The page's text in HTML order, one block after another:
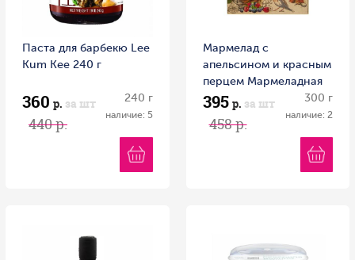
Паста для барбекю Lee
Kum Kee 240 г
360 р. за шт
440 р.
240 г
наличие: 5
Мармелад с
апельсином и красным
перцем Мармеладная
сказка 300 г
395 р. за шт
458 р.
300 г
наличие: 2